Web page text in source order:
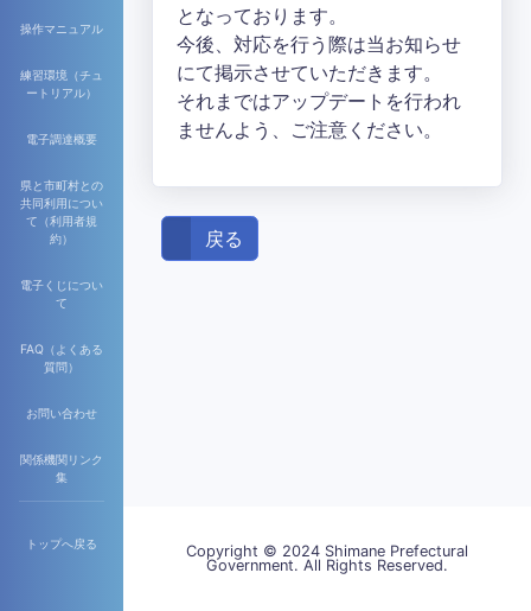
操作マニュアル
練習環境（チュ
ートリアル）
電子調達概要
県と市町村との
共同利用につい
て（利用者規
約）
電子くじについ
て
FAQ（よくある
質問）
お問い合わせ
関係機関リンク
集
トップへ戻る
となっております。
今後、対応を行う際は当お知らせ
にて掲示させていただきます。
それまではアップデートを行われ
ませんよう、ご注意ください。
戻る
Copyright © 2024 Shimane Prefectural
Government. All Rights Reserved.